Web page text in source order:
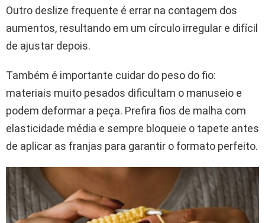
Outro deslize frequente é errar na contagem dos
aumentos, resultando em um círculo irregular e difícil
de ajustar depois.
Também é importante cuidar do peso do fio:
materiais muito pesados dificultam o manuseio e
podem deformar a peça. Prefira fios de malha com
elasticidade média e sempre bloqueie o tapete antes
de aplicar as franjas para garantir o formato perfeito.